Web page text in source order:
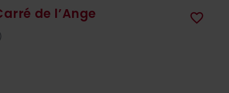
de l’Ange favorite_border